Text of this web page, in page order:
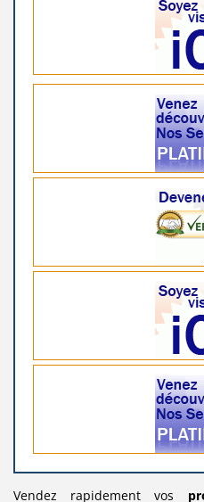
Vendez rapidement vos